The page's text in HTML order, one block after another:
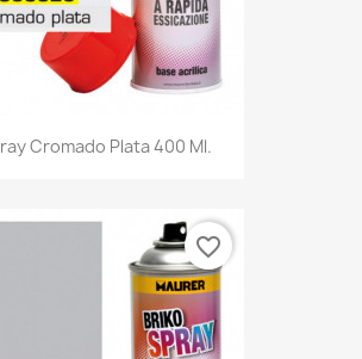
Cromado Plata 400 Ml.
favorite_border